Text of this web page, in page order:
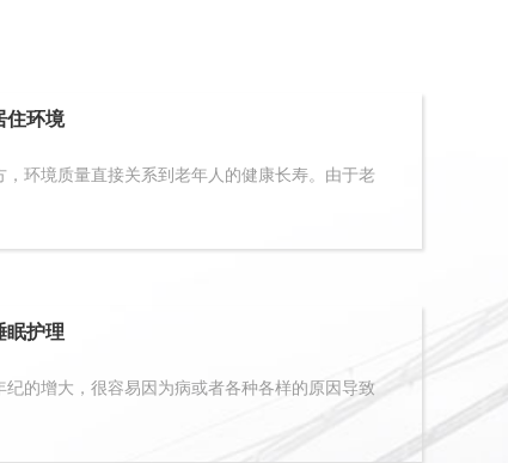
住环境
环境质量直接关系到老年人的健康长寿。由于老
眠护理
的增大，很容易因为病或者各种各样的原因导致